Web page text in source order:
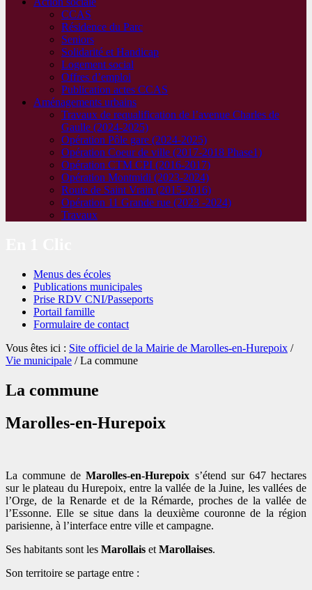
CCAS
Résidence du Parc
Seniors
Solidarité et Handicap
Logement social
Offres d’emploi
Publication actes CCAS
Aménagements urbains
Travaux de requalification de l’avenue Charles de
Gaulle (2024-2025)
Opération Pôle gare (2024-2025)
Opération Coeur de ville (2017-2018 Phase1)
Opération CTM CPI (2016-2017)
Opération Montmidi (2023-2024)
Route de Saint Vrain (2015-2016)
Opération 11 Grande rue (2023 -2024)
Travaux
Menus des écoles
Publications municipales
Prise RDV CNI/Passeports
Portail famille
Formulaire de contact
Vous êtes ici : Site officiel de la Mairie de Marolles-en-Hurepoix /
Vie municipale / La commune
La commune
Marolles-en-Hurepoix
La commune deMarolles-en-Hurepoix s’étend sur 647 hectares
sur le plateau du Hurepoix, entre la vallée de la Juine, les vallées de
l’Orge, de la Renarde et de la Rémarde, proches de la vallée de
l’Essonne. Elle se situe dans la deuxième couronne de la région
parisienne, à l’interface entre ville et campagne.
Ses habitants sont les Marollais etMarollaises.
Son territoire se partage entre :